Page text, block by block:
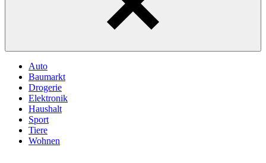
Auto
Baumarkt
Drogerie
Elektronik
Haushalt
Sport
Tiere
Wohnen